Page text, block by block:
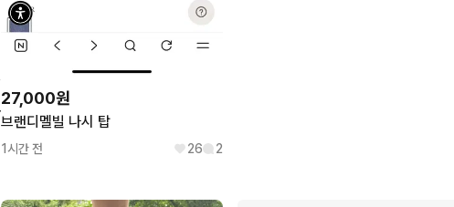
27,000원
브랜디멜빌 나시 탑
1시간 전 26 2